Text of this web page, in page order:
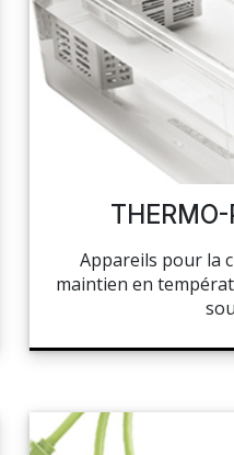
THERMO-
Appareils pour la
maintien en